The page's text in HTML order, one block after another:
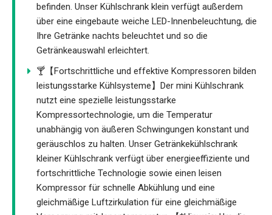
befinden. Unser Kühlschrank klein verfügt außerdem
über eine eingebaute weiche LED-Innenbeleuchtung, die
Ihre Getränke nachts beleuchtet und so die
Getränkeauswahl erleichtert.
🍸【Fortschrittliche und effektive Kompressoren bilden
leistungsstarke Kühlsysteme】Der mini Kühlschrank
nutzt eine spezielle leistungsstarke
Kompressortechnologie, um die Temperatur
unabhängig von äußeren Schwingungen konstant und
geräuschlos zu halten. Unser Getränkekühlschrank
kleiner Kühlschrank verfügt über energieeffiziente und
fortschrittliche Technologie sowie einen leisen
Kompressor für schnelle Abkühlung und eine
gleichmäßige Luftzirkulation für eine gleichmäßige